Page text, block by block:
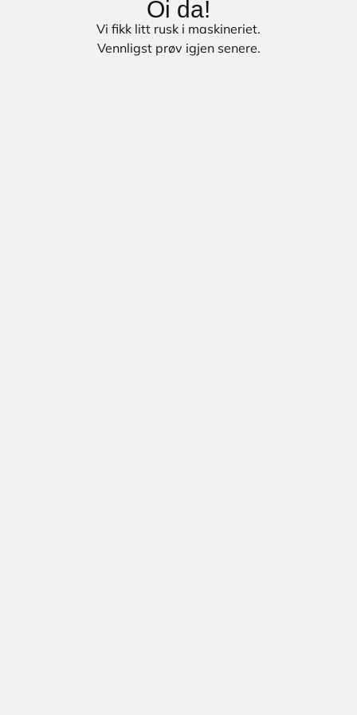
Oi da!
Vi fikk litt rusk i maskineriet.
Vennligst prøv igjen senere.